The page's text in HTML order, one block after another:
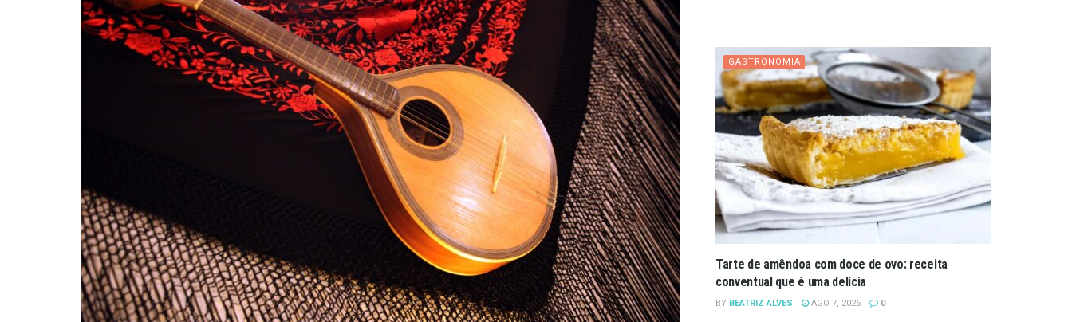
GASTRONOMIA
Tarte de amêndoa com doce de ovo: receita
conventual que é uma delícia
BY BEATRIZ ALVES AGO 7, 2026 0